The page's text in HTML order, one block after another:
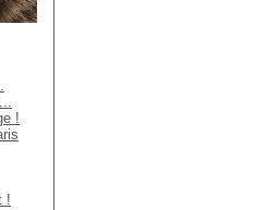
!
!